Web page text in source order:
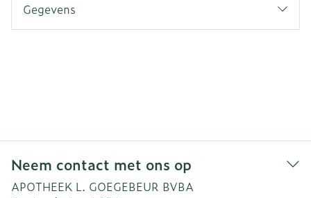
Gegevens
Neem contact met ons op
APOTHEEK L. GOEGEBEUR BVBA